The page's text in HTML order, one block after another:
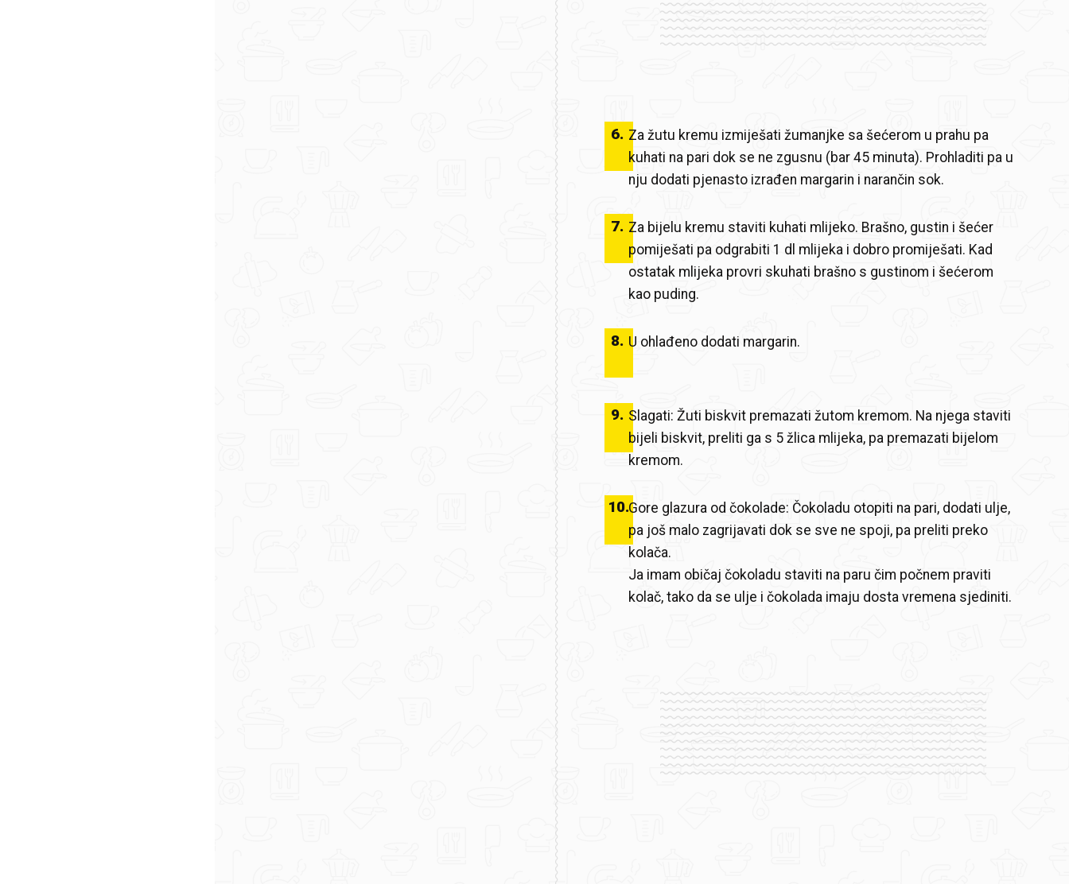
6. Za žutu kremu izmiješati žumanjke sa šećerom u prahu pa
kuhati na pari dok se ne zgusnu (bar 45 minuta). Prohladiti pa u
nju dodati pjenasto izrađen margarin i narančin sok.
7. Za bijelu kremu staviti kuhati mlijeko. Brašno, gustin i šećer
pomiješati pa odgrabiti 1 dl mlijeka i dobro promiješati. Kad
ostatak mlijeka provri skuhati brašno s gustinom i šećerom
kao puding.
8. U ohlađeno dodati margarin.
9. Slagati: Žuti biskvit premazati žutom kremom. Na njega staviti
bijeli biskvit, preliti ga s 5 žlica mlijeka, pa premazati bijelom
kremom.
10.Gore glazura od čokolade: Čokoladu otopiti na pari, dodati ulje,
pa još malo zagrijavati dok se sve ne spoji, pa preliti preko
kolača.
Ja imam običaj čokoladu staviti na paru čim počnem praviti
kolač, tako da se ulje i čokolada imaju dosta vremena sjediniti.